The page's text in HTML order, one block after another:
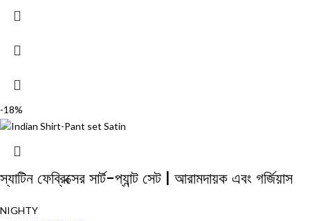
-18%
স্যাটিন ফেব্রিক্সের সার্ট-প্যান্ট সেট | আরামদায়ক এবং গর্জিয়াস
NIGHTY